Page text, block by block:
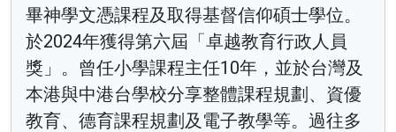
畢神學文憑課程及取得基督信仰碩士學位。
於2024年獲得第六屆「卓越教育行政人員
獎」。曾任小學課程主任10年，並於台灣及
本港與中港台學校分享整體課程規劃、資優
教育、德育課程規劃及電子教學等。過往多